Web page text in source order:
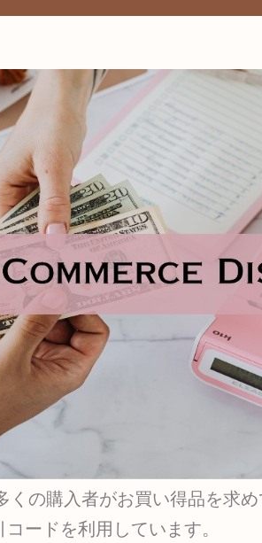
くの購入者がお買い得品を求
ードを利用しています。